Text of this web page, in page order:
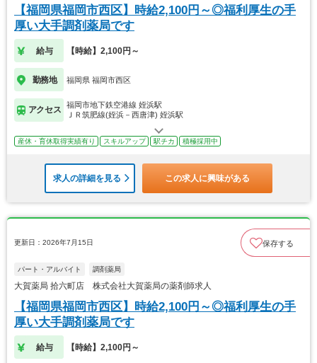
【福岡県福岡市西区】時給2,100円～◎福利厚生の手
厚い大手調剤薬局です
給与 【時給】2,100円～
勤務地 福岡県 福岡市西区
アクセス
福岡市地下鉄空港線 姪浜駅
ＪＲ筑肥線(姪浜－西唐津) 姪浜駅
産休・育休取得実績有り スキルアップ 駅チカ 積極採用中
求人の詳細を見る この求人に興味がある
更新日：2026年7月15日 保存する
パート・アルバイト 調剤薬局
大賀薬局 拾六町店 株式会社大賀薬局の薬剤師求人
【福岡県福岡市西区】時給2,100円～◎福利厚生の手
厚い大手調剤薬局です
給与 【時給】2,100円～